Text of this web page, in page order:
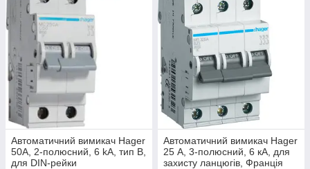
Автоматичний вимикач Hager
50А, 2-полюсний, 6 kA, тип B,
для DIN-рейки
Автоматичний вимикач Hager
25 А, 3-полюсний, 6 кА, для
захисту ланцюгів, Франція